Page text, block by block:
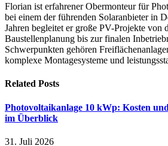
Florian ist erfahrener Obermonteur für
bei einem der führenden Solaranbieter in
Jahren begleitet er große PV-Projekte von
Baustellenplanung bis zur finalen
Schwerpunkten gehören
komplexe Montagesysteme und
Related Posts
Photovoltaikanlage 10 kWp: Kosten
im Überblick
31. Juli 2026